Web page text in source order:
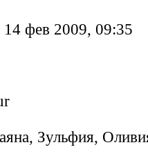
14 фев 2009, 09:35
Зульфия,